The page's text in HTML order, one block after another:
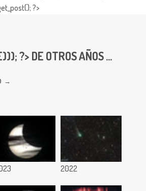
?>
?> DE OTROS AÑOS ...
2022